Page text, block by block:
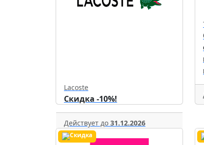
Lacoste
Скидка -10%!
Действует до 31.12.2026